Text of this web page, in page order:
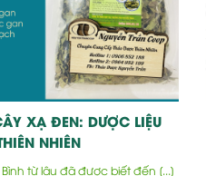
XẠ ĐEN: DƯỢC LIỆU
NHIÊN
từ lâu đã được biết đến [...]